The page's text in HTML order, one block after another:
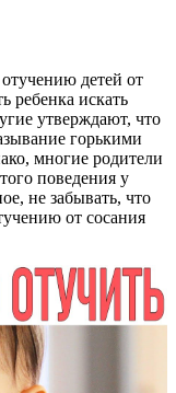
детей от
ребенка искать
утверждают, что
горькими
многие родители
поведения у
не забывать, что
от сосания